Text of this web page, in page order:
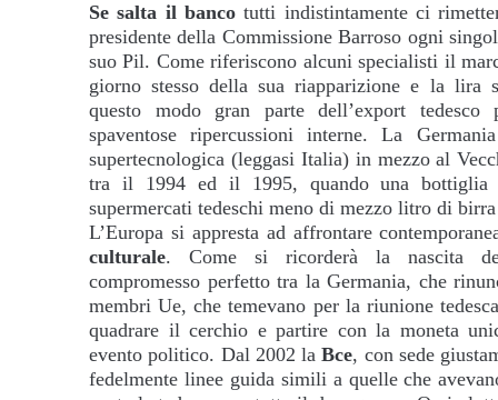
Se salta il banco tutti indistintamente ci
presidente della Commissione Barroso ogni
suo Pil. Come riferiscono alcuni specialisti il
giorno stesso della sua riapparizione e la lira
questo modo gran parte dell’export tedesco
spaventose ripercussioni interne. La
supertecnologica (leggasi Italia) in mezzo al
tra il 1994 ed il 1995, quando una bottiglia
supermercati tedeschi meno di mezzo litro di birra
L’Europa si appresta ad affrontare
culturale. Come si ricorderà la nascita
compromesso perfetto tra la Germania, che
membri Ue, che temevano per la riunione
quadrare il cerchio e partire con la moneta
evento politico. Dal 2002 laBce, con sede
fedelmente linee guida simili a quelle che